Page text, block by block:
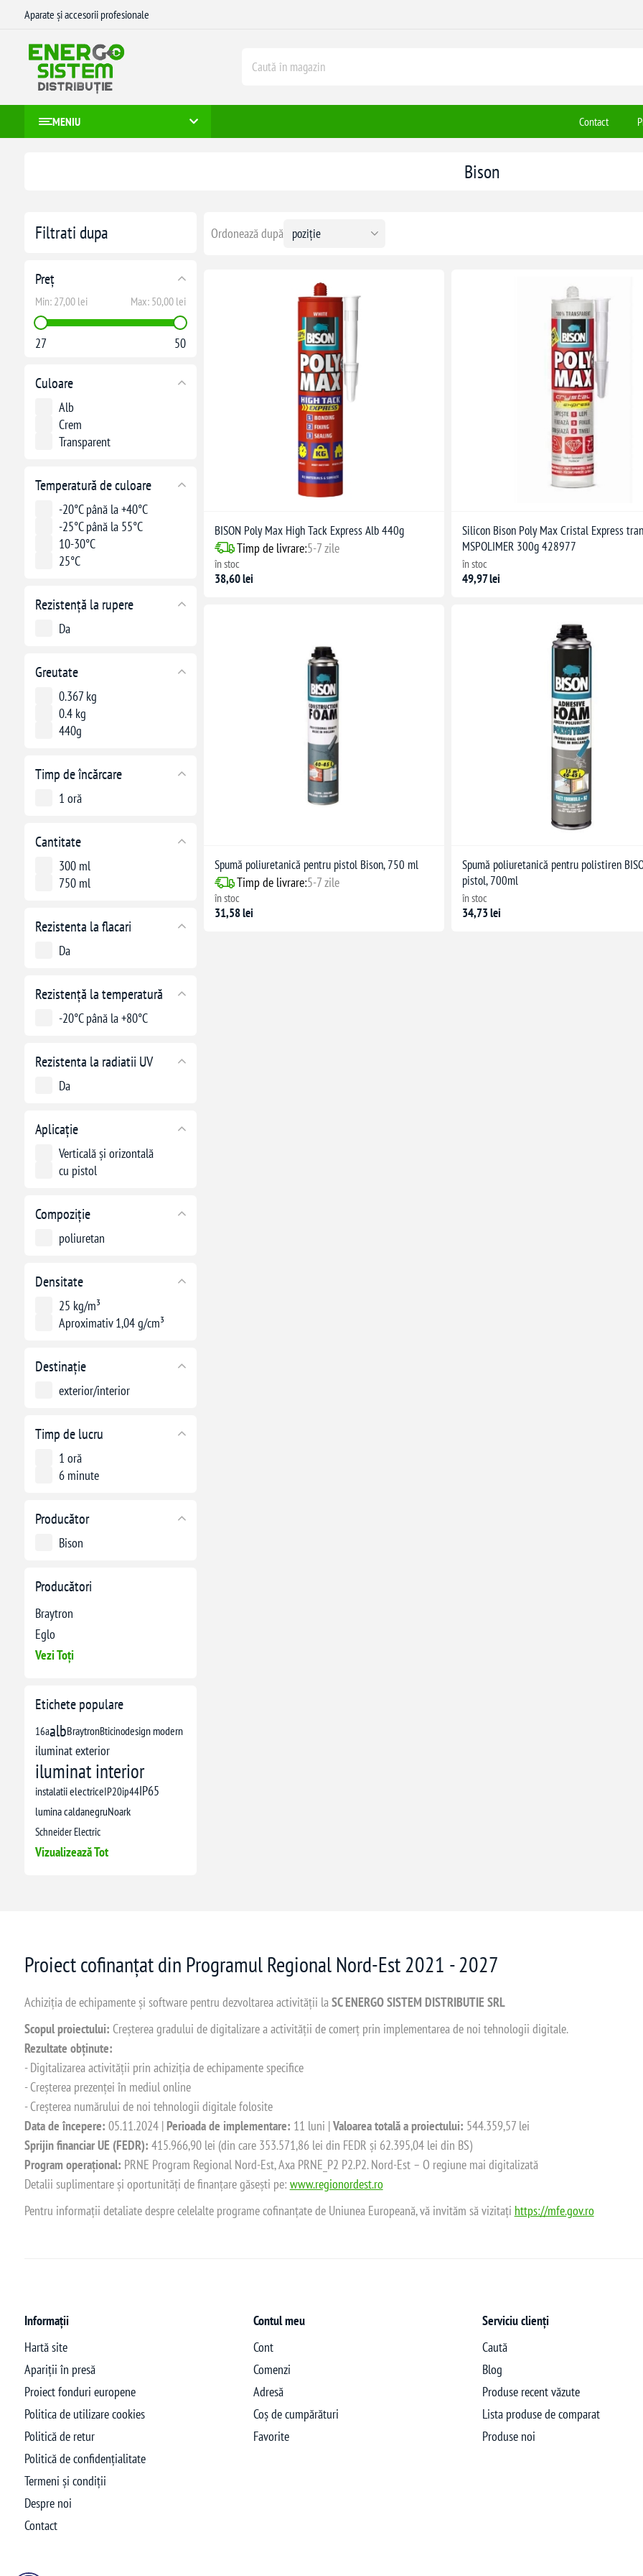
Aparate și accesorii profesionale
MENIU Contact
Filtrati dupa
Preț
Min: 27,00 lei Max: 50,00 lei
27 50
Culoare
Alb
Crem
Transparent
Temperatură de culoare
-20°C până la +40°C
-25°C până la 55°C
10-30°C
25°C
Rezistență la rupere
Da
Greutate
0.367 kg
0.4 kg
440g
Timp de încărcare
1 oră
Cantitate
300 ml
750 ml
Rezistenta la flacari
Da
Rezistență la temperatură
-20°C până la +80°C
Rezistenta la radiatii UV
Da
Aplicație
Verticală și orizontală
cu pistol
Compoziție
poliuretan
Densitate
25 kg/m³
Aproximativ 1,04 g/cm³
Destinație
exterior/interior
Timp de lucru
1 oră
6 minute
Producător
Bison
Producători
Braytron
Eglo
Vezi Toți
Etichete populare
16aalbBraytronBticinodesign modern
iluminat exterior
iluminat interior
instalatii electriceIP20ip44IP65
lumina caldanegruNoark
Schneider Electric
Vizualizează Tot
Bison
Ordonează după
BISON Poly Max High Tack Express Alb 440g
Timp de livrare:5-7 zile
în stoc
38,60 lei
Silicon Bison Poly Max Cristal Express
MSPOLIMER 300g 428977
în stoc
49,97 lei
Spumă poliuretanică pentru pistol Bison, 750 ml
Timp de livrare:5-7 zile
în stoc
31,58 lei
Spumă poliuretanică pentru polistiren
pistol, 700ml
în stoc
34,73 lei
Proiect cofinanțat din Programul Regional Nord-Est 2021 - 2027
Achiziția de echipamente și software pentru dezvoltarea activității laSC ENERGO SISTEM DISTRIBUTIE SRL
Scopul proiectului: Creșterea gradului de digitalizare a activității de comerț prin implementarea de noi tehnologii digitale.
Rezultate obținute:
- Digitalizarea activității prin achiziția de echipamente specifice
- Creșterea prezenței în mediul online
- Creșterea numărului de noi tehnologii digitale folosite
Data de începere: 05.11.2024 | Perioada de implementare: 11 luni |Valoarea totală a proiectului: 544.359,57 lei
Sprijin financiar UE (FEDR): 415.966,90 lei (din care 353.571,86 lei din FEDR și 62.395,04 lei din BS)
Program operațional: PRNE Program Regional Nord-Est, Axa PRNE_P2 P2.P2. Nord-Est – O regiune mai digitalizată
Detalii suplimentare și oportunități de finanțare găsești pe: www.regionordest.ro
Pentru informații detaliate despre celelalte programe cofinanțate de Uniunea Europeană, vă invităm să vizitați https://mfe.gov.ro
Informații
Hartă site
Apariții în presă
Proiect fonduri europene
Politica de utilizare cookies
Politică de retur
Politică de confidențialitate
Termeni și condiții
Despre noi
Contact
Contul meu
Cont
Comenzi
Adresă
Coș de cumpărături
Favorite
Serviciu clienți
Caută
Blog
Produse recent văzute
Lista produse de comparat
Produse noi